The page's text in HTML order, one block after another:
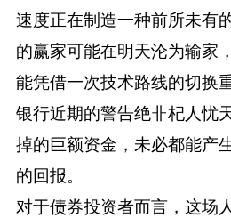
速度正在制造一种前所未
的赢家可能在明天沦为输家
能凭借一次技术路线的切换
银行近期的警告绝非杞人忧
掉的巨额资金，未必都能产
的回报。
对于债券投资者而言，这场